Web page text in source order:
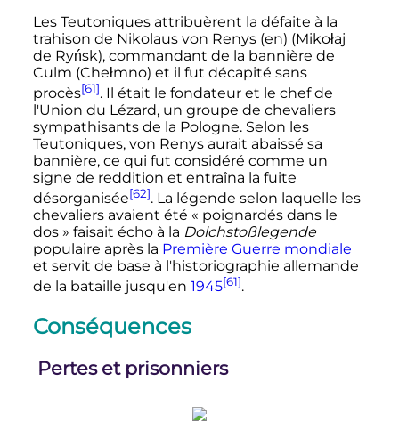
Les Teutoniques attribuèrent la défaite à la
trahison de Nikolaus von Renys (en) (Mikołaj
de Ryńsk), commandant de la bannière de
Culm (Chełmno) et il fut décapité sans
procès[61]. Il était le fondateur et le chef de
l'Union du Lézard, un groupe de chevaliers
sympathisants de la Pologne. Selon les
Teutoniques, von Renys aurait abaissé sa
bannière, ce qui fut considéré comme un
signe de reddition et entraîna la fuite
désorganisée[62]. La légende selon laquelle les
chevaliers avaient été « poignardés dans le
dos » faisait écho à la Dolchstoßlegende
populaire après la Première Guerre mondiale
et servit de base à l'historiographie allemande
de la bataille jusqu'en 1945[61].
Conséquences
Pertes et prisonniers